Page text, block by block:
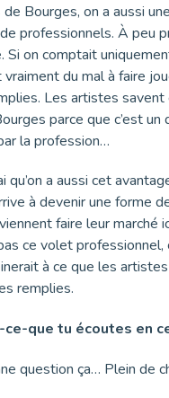
Bourges, on a aussi une
professionnels. À peu
Si on comptait
vraiment du mal à faire
Les artistes savent
parce que c’est
la profession…
qu’on a aussi cet
à devenir une forme
faire leur marché
pas ce volet
à ce que les
remplies.
ce-que tu écoutes en
question ça… Plein de